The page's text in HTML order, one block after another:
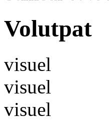
Volutpat
visuel
visuel
visuel